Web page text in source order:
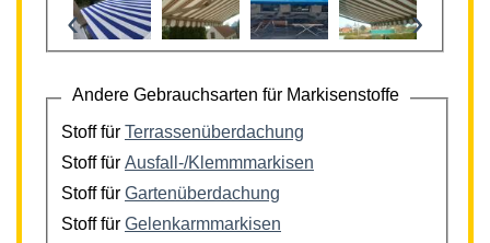
‹ ›
Andere Gebrauchsarten für Markisenstoffe
Stoff für Terrassenüberdachung
Stoff für Ausfall-/Klemmmarkisen
Stoff für Gartenüberdachung
Stoff für Gelenkarmmarkisen